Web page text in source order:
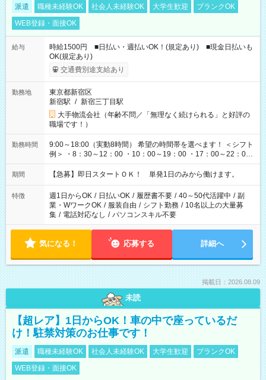
派遣 職種未経験OK 社会人未経験OK 大学生歓迎
ブランクOK
WEB登録・面接OK
給与
時給1500円 ■日払い・週払いOK！(規定あり) ■現金日払いも
OK(規定あり)
交通費別途支給あり
勤務地
東京都新宿区
新宿駅 / 新宿三丁目駅
大手物流会社（年齢不問／「無理なく続けられる」と好評の
職場です！）
勤務時間
9:00～18:00（実動8時間） 希望の時間帯を選べます！ ＜シフト
例＞ ・8：30～12：00 ・10：00～19：00 ・17：00～22：00
・13：00～22：00 ・22：00～翌6：00 など
期間 【急募】即日スタートＯＫ！ 単発1日のみから働けます。
特徴 週1日からOK / 日払いOK / 履歴書不要 / 40～50代活躍中 / 副
業・WワークOK / 服装自由 / シフト勤務 / 10名以上の大量募
集 / 電話対応なし / パソコンスキル不要
気になる！ 応募する 詳細へ
掲載日：2026.08.09
未読
【超レア】1日からOK！車の中で座っているだ
け！駐禁対策のお仕事です！
派遣 職種未経験OK 社会人未経験OK 大学生歓迎
ブランクOK
WEB登録・面接OK